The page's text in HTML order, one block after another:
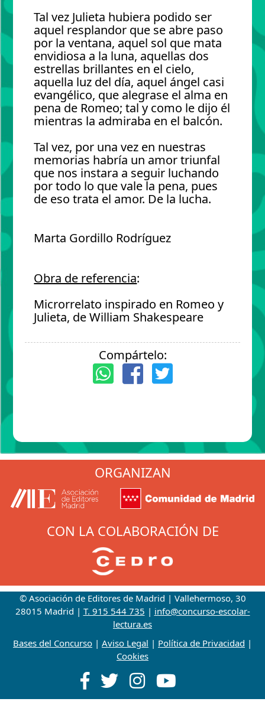
Tal vez Julieta hubiera podido ser
aquel resplandor que se abre paso
por la ventana, aquel sol que mata
envidiosa a la luna, aquellas dos
estrellas brillantes en el cielo,
aquella luz del día, aquel ángel casi
evangélico, que alegrase el alma en
pena de Romeo; tal y como le dijo él
mientras la admiraba en el balcón.
Tal vez, por una vez en nuestras
memorias habría un amor triunfal
que nos instara a seguir luchando
por todo lo que vale la pena, pues
de eso trata el amor. De la lucha.
Marta Gordillo Rodríguez
Obra de referencia:
Microrrelato inspirado en Romeo y
Julieta, de William Shakespeare
Compártelo:
ORGANIZAN
CON LA COLABORACIÓN DE
© Asociación de Editores de Madrid | Vallehermoso, 30
28015 Madrid | T. 915 544 735 | info@concurso-escolar-
lectura.es
Bases del Concurso | Aviso Legal | Política de Privacidad |
Cookies